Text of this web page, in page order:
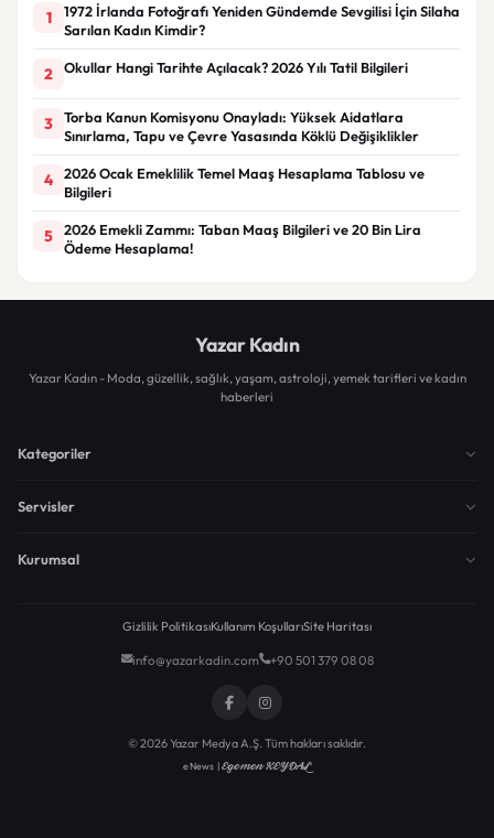
1
1972 İrlanda Fotoğrafı Yeniden Gündemde Sevgilisi İçin Silaha
Sarılan Kadın Kimdir?
2 Okullar Hangi Tarihte Açılacak? 2026 Yılı Tatil Bilgileri
3
Torba Kanun Komisyonu Onayladı: Yüksek Aidatlara
Sınırlama, Tapu ve Çevre Yasasında Köklü Değişiklikler
4
2026 Ocak Emeklilik Temel Maaş Hesaplama Tablosu ve
Bilgileri
5
2026 Emekli Zammı: Taban Maaş Bilgileri ve 20 Bin Lira
Ödeme Hesaplama!
Yazar Kadın
Yazar Kadın - Moda, güzellik, sağlık, yaşam, astroloji, yemek tarifleri ve kadın
haberleri
Kategoriler
Servisler
Kurumsal
Gizlilik PolitikasıKullanım KoşullarıSite Haritası
info@yazarkadin.com +90 501 379 08 08
© 2026 Yazar Medya A.Ş. Tüm hakları saklıdır.
eNews |Egemen KEYDAL